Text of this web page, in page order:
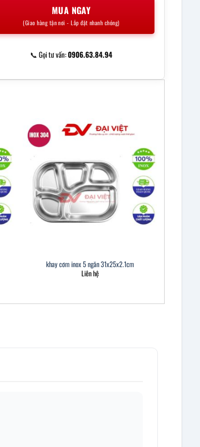
MUA NGAY
(Giao hàng tận nơi - Lắp đặt nhanh chóng)
📞 Gọi tư vấn:0906.63.84.94
khay cơm inox 5 ngăn 31x25x2.1cm
Liên hệ